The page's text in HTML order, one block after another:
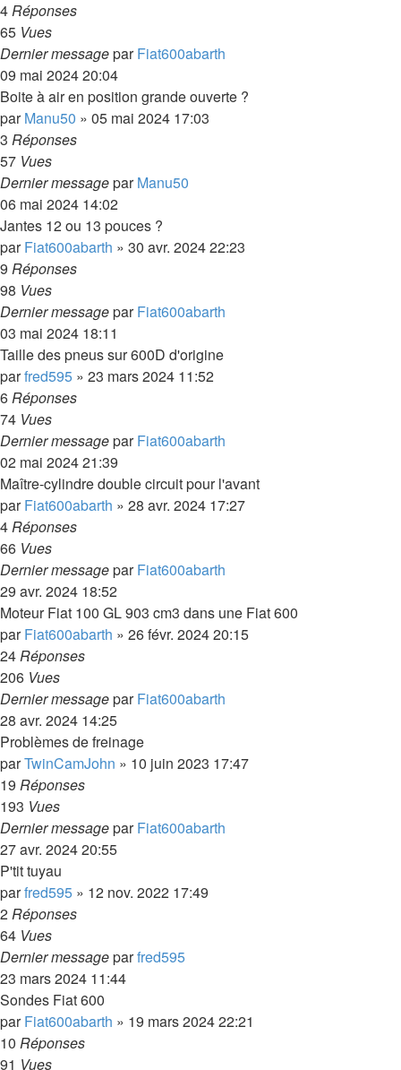
4Réponses
65 Vues
Dernier messageparFiat600abarth
09 mai 2024 20:04
Boite à air en position grande ouverte ?
parManu50 » 05 mai 2024 17:03
3 Réponses
57 Vues
Dernier messageparManu50
06 mai 2024 14:02
Jantes 12 ou 13 pouces ?
parFiat600abarth » 30 avr. 2024 22:23
9 Réponses
98 Vues
Dernier messageparFiat600abarth
03 mai 2024 18:11
Taille des pneus sur 600D d'origine
parfred595 » 23 mars 2024 11:52
6Réponses
74 Vues
Dernier messageparFiat600abarth
02 mai 2024 21:39
Maître-cylindre double circuit pour l'avant
parFiat600abarth » 28 avr. 2024 17:27
4Réponses
66 Vues
Dernier messageparFiat600abarth
29 avr. 2024 18:52
Moteur Fiat 100 GL 903 cm3 dans une Fiat 600
parFiat600abarth » 26 févr. 2024 20:15
24Réponses
206 Vues
Dernier messageparFiat600abarth
28 avr. 2024 14:25
Problèmes de freinage
parTwinCamJohn » 10 juin 2023 17:47
19 Réponses
193 Vues
Dernier messageparFiat600abarth
27 avr. 2024 20:55
P'tit tuyau
parfred595 » 12 nov. 2022 17:49
2Réponses
64 Vues
Dernier messageparfred595
23 mars 2024 11:44
Sondes Fiat 600
parFiat600abarth » 19 mars 2024 22:21
10 Réponses
91 Vues